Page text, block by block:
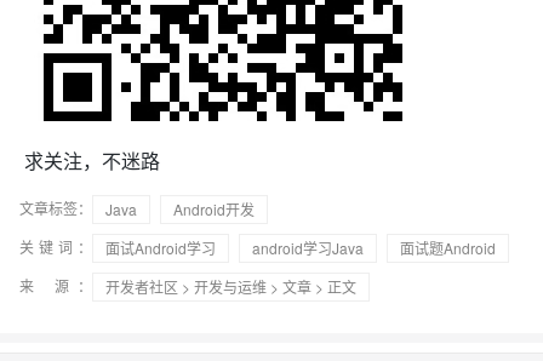
求关注，不迷路
文章标签： Java
Android开发
关键词：
面试Android学习 android学习Java
面试题Android
来 源：
开发者社区 > 开发与运维 > 文章 > 正文